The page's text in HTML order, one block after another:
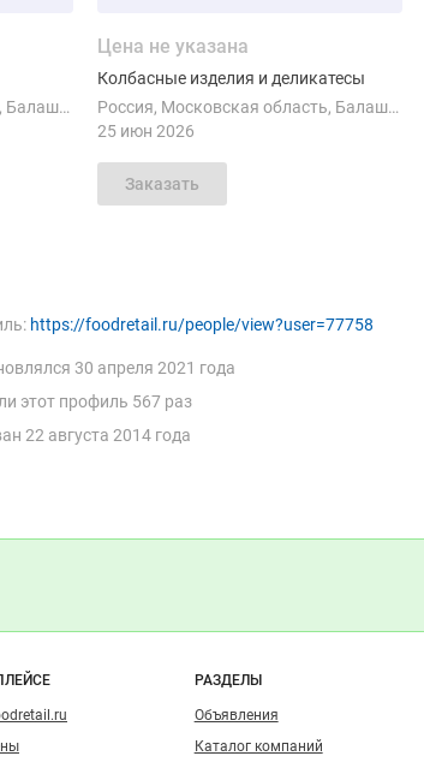
Балашиха
Цена не указана
Колбасные изделия и деликатесы
Россия Московская область Балашиха
25 июн 2026
Заказать
https://foodretail.ru/people/view?user=77758
30 апреля 2021 года
этот профиль 567 раз
22 августа 2014 года
по сайту РАЗДЕЛЫ
Объявления
Каталог компаний